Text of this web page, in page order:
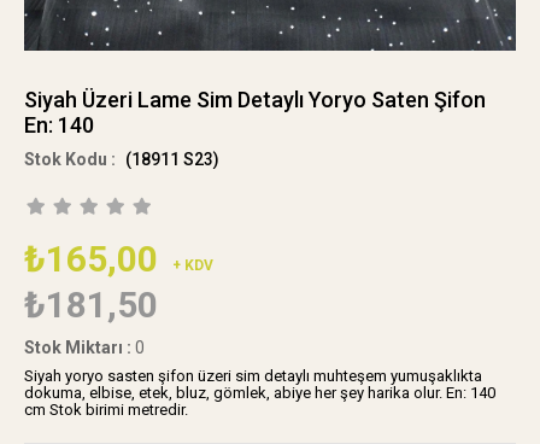
Siyah Üzeri Lame Sim Detaylı Yoryo Saten Şifon
En: 140
(18911 S23)
₺165,00 + KDV
₺181,50
Stok Miktarı : 0
Siyah yoryo sasten şifon üzeri sim detaylı muhteşem yumuşaklıkta
dokuma, elbise, etek, bluz, gömlek, abiye her şey harika olur. En: 140
cm Stok birimi metredir.